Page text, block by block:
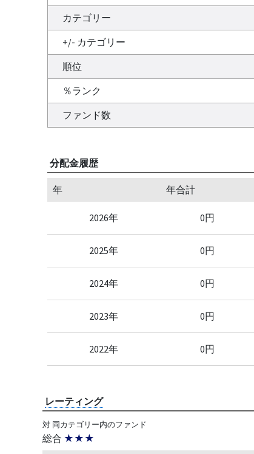
カテゴリー
+/- カテゴリー
順位
％ランク
ファンド数
分配金履歴
年 年合計
2026年 0円
2025年 0円
2024年 0円
2023年 0円
2022年 0円
レーティング
対 同カテゴリー内のファンド
総合 ★★★